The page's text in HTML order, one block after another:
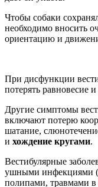
Чтобы собаки
необходимо вносить
ориентацию и
При дисфункции
потерять равновесие
Другие симптомы
включают потерю
шатание,
и хождение кругами.
Вестибулярные
ушными инфекциями
полипами, травмами в